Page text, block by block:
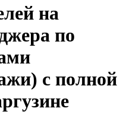
на
по
с полной